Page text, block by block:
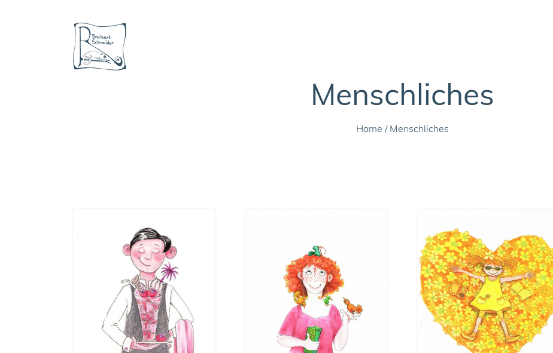
Menschliches
Home / Menschliches